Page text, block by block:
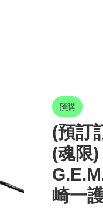
預購
(預訂
(魂限
崎一